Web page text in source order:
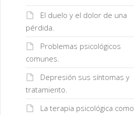
El duelo y el dolor de una
pérdida.
Problemas psicológicos
comunes.
Depresión sus síntomas y
tratamiento.
La terapia psicológica como